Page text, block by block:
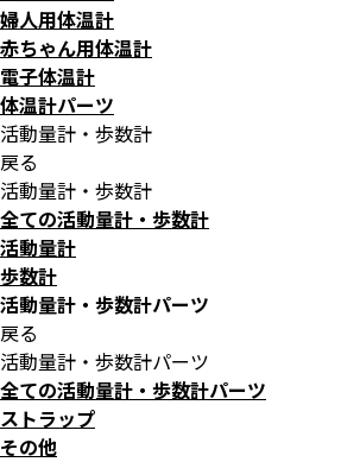
婦人用体温計
赤ちゃん用体温計
電子体温計
体温計パーツ
活動量計・歩数計
戻る
活動量計・歩数計
全ての活動量計・歩数計
活動量計
歩数計
活動量計・歩数計パーツ
戻る
活動量計・歩数計パーツ
全ての活動量計・歩数計パーツ
ストラップ
その他